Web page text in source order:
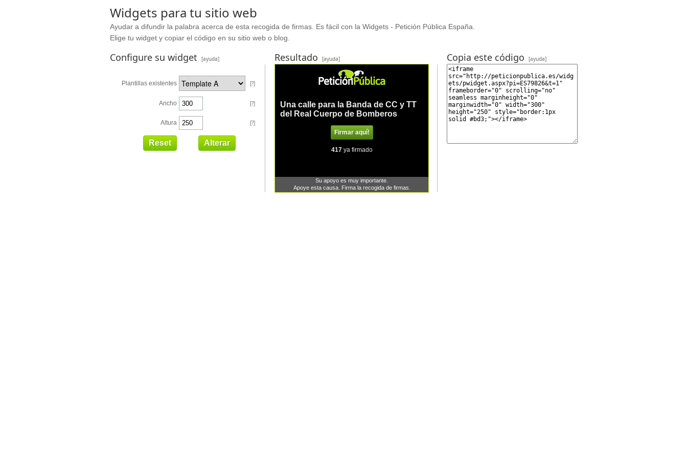
Widgets para tu sitio web
Ayudar a difundir la palabra acerca de esta recogida de firmas. Es fácil con la Widgets - Petición Pública España.
Elige tu widget y copiar el código en su sitio web o blog.
Configure su widget [ayuda] Resultado [ayuda] Copia este código [ayuda]
Plantillas existentes [?]
Ancho [?]
Altura [?]